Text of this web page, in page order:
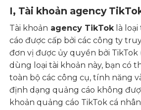
I, Tài khoản agency
Tài khoản agency TikToklà loại
cáo được cấp bởi các công ty
đơn vị được ủy quyền bởi TikTok
dùng loại tài khoản này, bạn có
toàn bộ các công cụ, tính năng
định dạng quảng cáo không
khoản quảng cáo TikTok cá